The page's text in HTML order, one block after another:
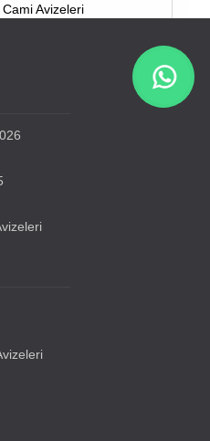
Cami Avizeleri
Cami Avizeleri
Projesi
Cami Avize Projesi
Avizesi